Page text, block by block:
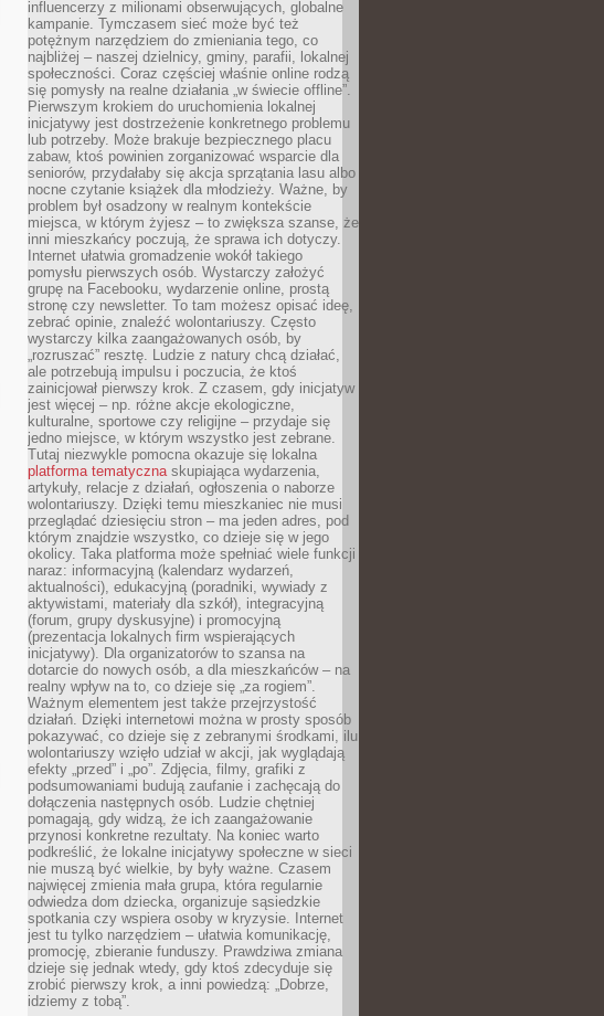
influencerzy z milionami obserwujących, globalne
kampanie. Tymczasem sieć może być też
potężnym narzędziem do zmieniania tego, co
najbliżej – naszej dzielnicy, gminy, parafii, lokalnej
społeczności. Coraz częściej właśnie online rodzą
się pomysły na realne działania „w świecie offline”.
Pierwszym krokiem do uruchomienia lokalnej
inicjatywy jest dostrzeżenie konkretnego problemu
lub potrzeby. Może brakuje bezpiecznego placu
zabaw, ktoś powinien zorganizować wsparcie dla
seniorów, przydałaby się akcja sprzątania lasu albo
nocne czytanie książek dla młodzieży. Ważne, by
problem był osadzony w realnym kontekście
miejsca, w którym żyjesz – to zwiększa szanse, że
inni mieszkańcy poczują, że sprawa ich dotyczy.
Internet ułatwia gromadzenie wokół takiego
pomysłu pierwszych osób. Wystarczy założyć
grupę na Facebooku, wydarzenie online, prostą
stronę czy newsletter. To tam możesz opisać ideę,
zebrać opinie, znaleźć wolontariuszy. Często
wystarczy kilka zaangażowanych osób, by
„rozruszać” resztę. Ludzie z natury chcą działać,
ale potrzebują impulsu i poczucia, że ktoś
zainicjował pierwszy krok. Z czasem, gdy inicjatyw
jest więcej – np. różne akcje ekologiczne,
kulturalne, sportowe czy religijne – przydaje się
jedno miejsce, w którym wszystko jest zebrane.
Tutaj niezwykle pomocna okazuje się lokalna
platforma tematycznaskupiająca wydarzenia,
artykuły, relacje z działań, ogłoszenia o naborze
wolontariuszy. Dzięki temu mieszkaniec nie musi
przeglądać dziesięciu stron – ma jeden adres, pod
którym znajdzie wszystko, co dzieje się w jego
okolicy. Taka platforma może spełniać wiele funkcji
naraz: informacyjną (kalendarz wydarzeń,
aktualności), edukacyjną (poradniki, wywiady z
aktywistami, materiały dla szkół), integracyjną
(forum, grupy dyskusyjne) i promocyjną
(prezentacja lokalnych firm wspierających
inicjatywy). Dla organizatorów to szansa na
dotarcie do nowych osób, a dla mieszkańców – na
realny wpływ na to, co dzieje się „za rogiem”.
Ważnym elementem jest także przejrzystość
działań. Dzięki internetowi można w prosty sposób
pokazywać, co dzieje się z zebranymi środkami, ilu
wolontariuszy wzięło udział w akcji, jak wyglądają
efekty „przed” i „po”. Zdjęcia, filmy, grafiki z
podsumowaniami budują zaufanie i zachęcają do
dołączenia następnych osób. Ludzie chętniej
pomagają, gdy widzą, że ich zaangażowanie
przynosi konkretne rezultaty. Na koniec warto
podkreślić, że lokalne inicjatywy społeczne w sieci
nie muszą być wielkie, by były ważne. Czasem
najwięcej zmienia mała grupa, która regularnie
odwiedza dom dziecka, organizuje sąsiedzkie
spotkania czy wspiera osoby w kryzysie. Internet
jest tu tylko narzędziem – ułatwia komunikację,
promocję, zbieranie funduszy. Prawdziwa zmiana
dzieje się jednak wtedy, gdy ktoś zdecyduje się
zrobić pierwszy krok, a inni powiedzą: „Dobrze,
idziemy z tobą”.